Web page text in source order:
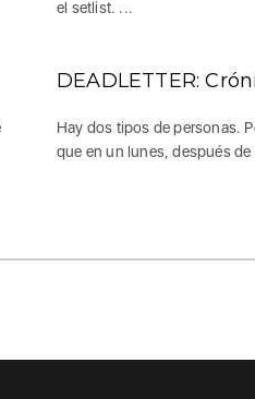
el setlist. ...
DEADLETTER:
Hay dos tipos de personas.
que en un lunes, después de